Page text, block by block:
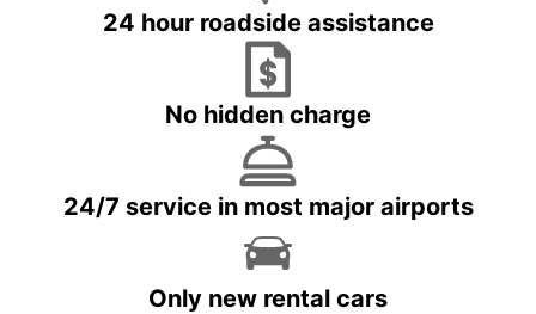
24 hour roadside assistance
No hidden charge
24/7 service in most major airports
Only new rental cars